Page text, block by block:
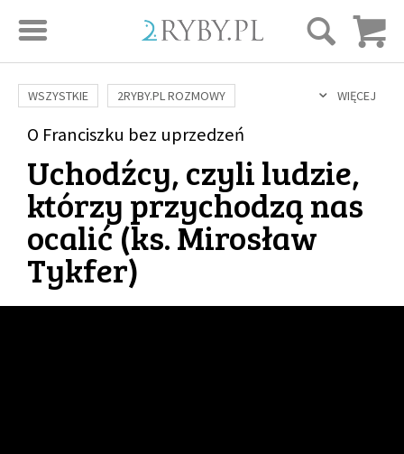
STRONA GŁÓWNA
SERIE FILMÓW
AUTORZY
BLOG
WIĘCEJ
WSZYSTKIE 2RYBY.PL ROZMOWY
SAME DOBRE WIADOMOŚCI ONA I ON
SZTUKA ŻYCIA MIŁOŚĆ DUCHOWOŚĆ
BUDOWANIE WIĘZI RODZINA NAUKA BIBLIA
KOBIETA MĘŻCZYZNA RELIGIE FILOZOFIA
KULTURA ŚWIĘCI
O Franciszku bez uprzedzeń
Uchodźcy, czyli ludzie,
którzy przychodzą nas
ocalić (ks. Mirosław
Tykfer)